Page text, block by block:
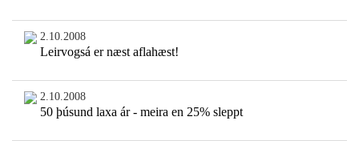
2.10.2008
Leirvogsá er næst aflahæst!
2.10.2008
50 þúsund laxa ár - meira en 25% sleppt